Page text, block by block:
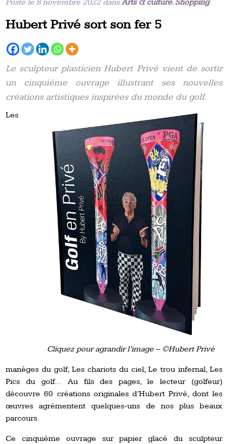
Posté le 8 novembre 2022 dansArts & culture,Shopping.
Hubert Privé sort son fer 5
Le sculpteur plasticien Hubert Privé vient de sortir
un cinquième ouvrage illustrant ses nouvelles
créations artistiques inspirées du monde du golf.
Cliquez pour agrandir l’image – ©Hubert Privé
Les
manèges du golf, Les chariots du ciel, Le trou infernal, Les
Pics du golf… Au fils des pages, le lecteur (golfeur)
découvre 60 créations originales d’Hubert Privé, dont les
œuvres agrémentent quelques-uns de nos plus beaux
parcours.
Ce cinquième ouvrage sur papier glacé du sculpteur